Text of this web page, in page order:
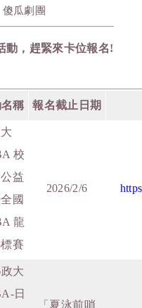
傻瓜劇團
，趕緊來卡位報名!
稱 報名截止日期
校
益
國
龍
賽
2026/2/6
大
日
「夏泳前哨